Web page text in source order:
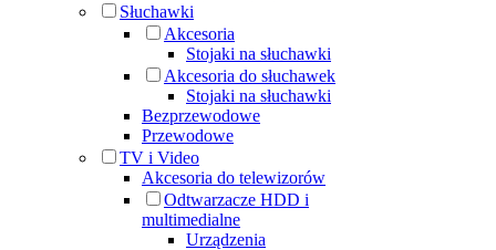
Słuchawki
Akcesoria
Stojaki na słuchawki
Akcesoria do słuchawek
Stojaki na słuchawki
Bezprzewodowe
Przewodowe
TV i Video
Akcesoria do telewizorów
Odtwarzacze HDD i
multimedialne
Urządzenia